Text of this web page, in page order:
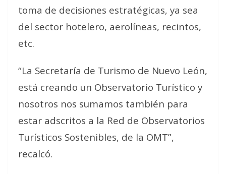
toma de decisiones estratégicas, ya sea
del sector hotelero, aerolíneas, recintos,
etc.
“La Secretaría de Turismo de Nuevo León,
está creando un Observatorio Turístico y
nosotros nos sumamos también para
estar adscritos a la Red de Observatorios
Turísticos Sostenibles, de la OMT”,
recalcó.